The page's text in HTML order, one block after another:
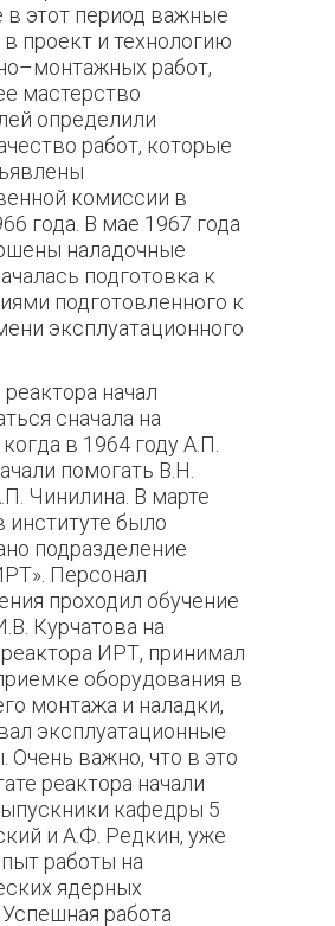
в этот период важные
проект и технологию
работ,
мастерство
определили
работ, которые
комиссии в
года. В мае 1967 года
наладочные
подготовка к
подготовленного к
эксплуатационного
начал
сначала на
в 1964 году А.П.
помогать В.Н.
Чинилина. В марте
институте было
подразделение
Персонал
проходил обучение
Курчатова на
ИРТ, принимал
оборудования в
монтажа и наладки,
эксплуатационные
Очень важно, что в это
реактора начали
кафедры 5
и А.Ф. Редкин, уже
работы на
ядерных
работа